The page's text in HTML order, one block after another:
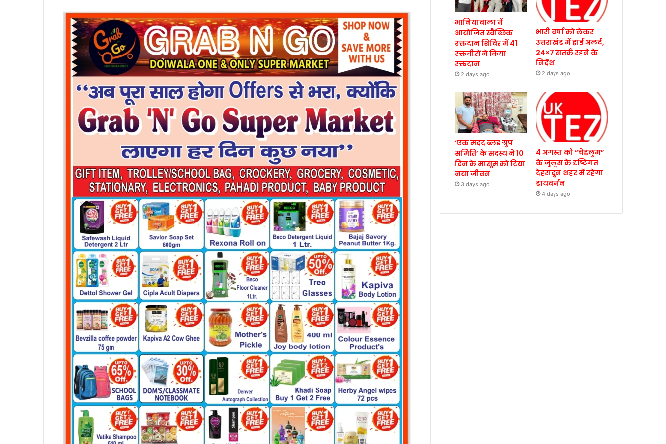
भानियावाला में
आयोजित स्वैच्छिक
रक्तदान शिविर में 41
रक्तवीरों ने किया
रक्तदान
2 days ago
भारी वर्षा को लेकर
उत्तराखंड में हाई अलर्ट,
24×7 सतर्क रहने के
निर्देश
2 days ago
‘एक मदद ब्लड ग्रुप
समिति’ के सदस्य ने 10
दिन के मासूम को दिया
नया जीवन
3 days ago
4 अगस्त को “चेहलुम”
के जुलूस के दृष्टिगत
देहरादून शहर में रहेगा
डायवर्जन
4 days ago